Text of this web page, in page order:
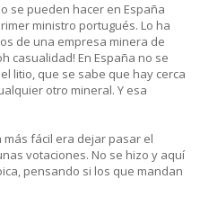
se pueden hacer en España
ministro portugués. Lo ha
de una empresa minera de
casualidad! En España no se
litio, que se sabe que hay cerca
otro mineral. Y esa
más fácil era dejar pasar el
votaciones. No se hizo y aquí
pensando si los que mandan